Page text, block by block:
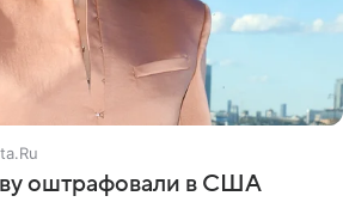
оштрафовали в США